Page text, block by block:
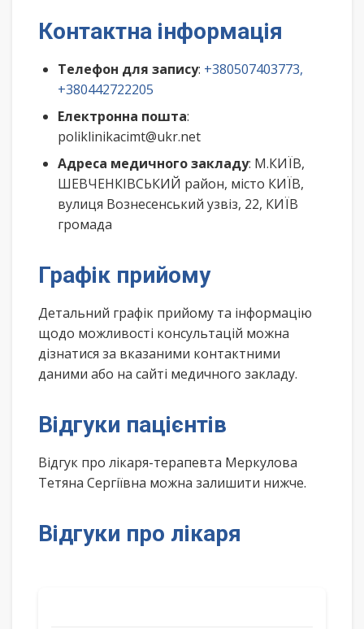
Контактна інформація
Телефон для запису: +380507403773,
+380442722205
Електронна пошта:
poliklinikacimt@ukr.net
Адреса медичного закладу: М.КИЇВ,
ШЕВЧЕНКІВСЬКИЙ район, місто КИЇВ,
вулиця Вознесенський узвіз, 22, КИЇВ
громада
Графік прийому
Детальний графік прийому та інформацію
щодо можливості консультацій можна
дізнатися за вказаними контактними
даними або на сайті медичного закладу.
Відгуки пацієнтів
Відгук про лікаря-терапевта Меркулова
Тетяна Сергіївна можна залишити нижче.
Відгуки про лікаря